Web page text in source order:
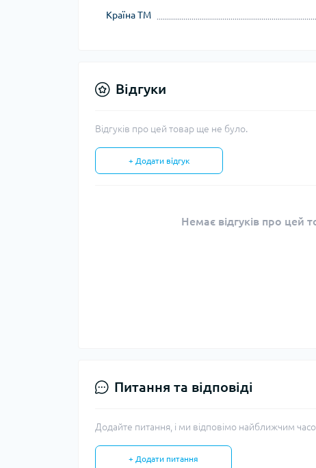
Країна ТМ
Відгуки
Відгуків про цей товар ще не було.
+ Додати відгук
Немає відгуків про цей
Питання та відповіді
Додайте питання, і ми відповімо найближчим
+ Додати питання